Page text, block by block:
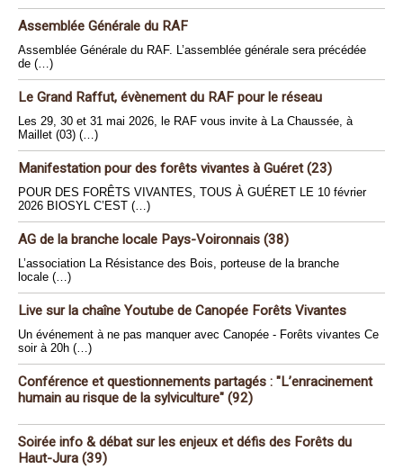
Assemblée Générale du RAF
Assemblée Générale du RAF. L’assemblée générale sera précédée
de (…)
Le Grand Raffut, évènement du RAF pour le réseau
Les 29, 30 et 31 mai 2026, le RAF vous invite à La Chaussée, à
Maillet (03) (…)
Manifestation pour des forêts vivantes à Guéret (23)
POUR DES FORÊTS VIVANTES, TOUS À GUÉRET LE 10 février
2026 BIOSYL C’EST (…)
AG de la branche locale Pays-Voironnais (38)
L’association La Résistance des Bois, porteuse de la branche
locale (…)
Live sur la chaîne Youtube de Canopée Forêts Vivantes
Un événement à ne pas manquer avec Canopée - Forêts vivantes Ce
soir à 20h (…)
Conférence et questionnements partagés : "L’enracinement
humain au risque de la sylviculture" (92)
Soirée info & débat sur les enjeux et défis des Forêts du
Haut-Jura (39)